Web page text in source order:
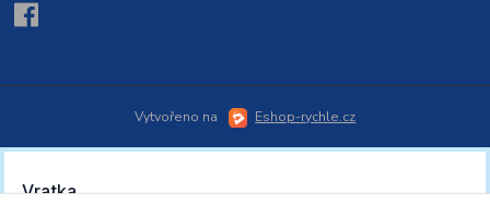
Vytvořeno na Eshop-rychle.cz